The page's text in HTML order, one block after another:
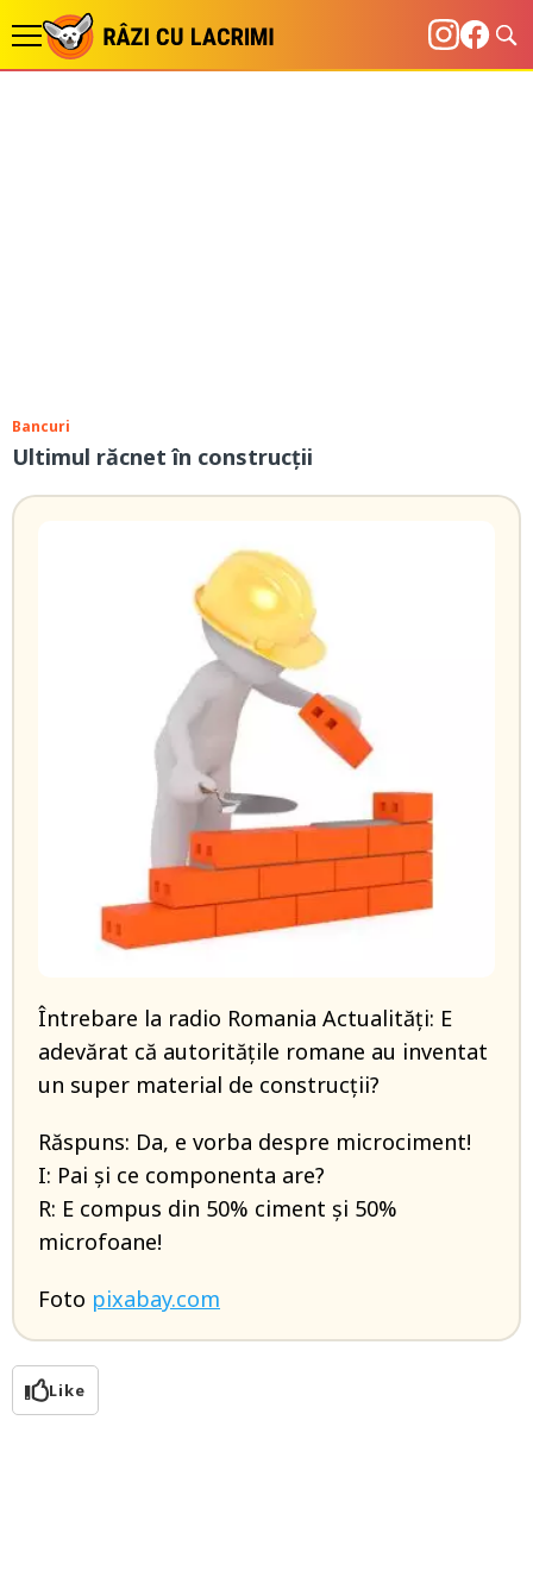
Bancuri
Ultimul răcnet în construcții
Întrebare la radio Romania Actualități: E
adevărat că autoritățile romane au inventat
un super material de construcții?
Răspuns: Da, e vorba despre microciment!
I: Pai și ce componenta are?
R: E compus din 50% ciment și 50%
microfoane!
Foto pixabay.com
Like